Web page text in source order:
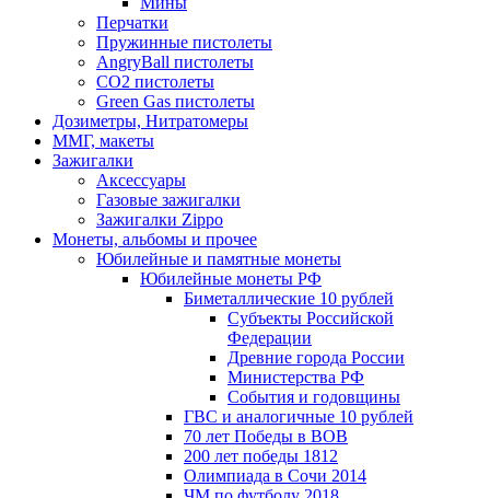
Перчатки
Пружинные пистолеты
AngryBall пистолеты
CO2 пистолеты
Green Gas пистолеты
Дозиметры, Нитратомеры
ММГ, макеты
Зажигалки
Аксессуары
Газовые зажигалки
Зажигалки Zippo
Монеты, альбомы и прочее
Юбилейные и памятные монеты
Юбилейные монеты РФ
Биметаллические 10 рублей
Субъекты Российской
Федерации
Древние города России
Министерства РФ
События и годовщины
ГВС и аналогичные 10 рублей
70 лет Победы в ВОВ
200 лет победы 1812
Олимпиада в Сочи 2014